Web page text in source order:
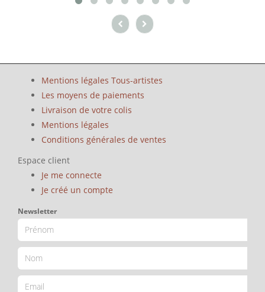
Mentions légales Tous-artistes
Les moyens de paiements
Livraison de votre colis
Mentions légales
Conditions générales de ventes
Espace client
Je me connecte
Je créé un compte
Newsletter